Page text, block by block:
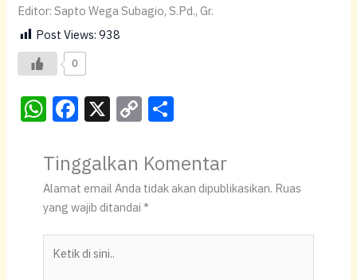
Editor: Sapto Wega Subagio, S.Pd., Gr.
Post Views: 938
0
W
at
s
A
p
p
F
c
e
b
o
o
X C
p
y
Li
n
ar
e
Tinggalkan Komentar
Alamat email Anda tidak akan dipublikasikan. Ruas
yang wajib ditandai *